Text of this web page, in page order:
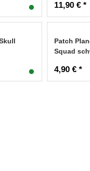
11,90 € *
Patch
Squad
4,90 € *